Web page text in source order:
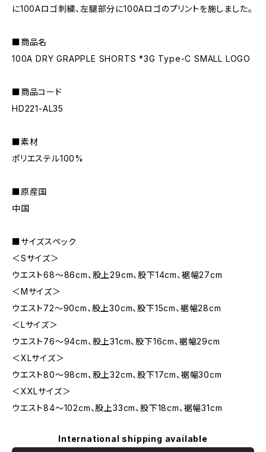
に100Aロゴ刺繍、左腿部分に100Aロゴのプリントを施しました。
■商品名
100A DRY GRAPPLE SHORTS *3G Type-C SMALL LOGO
■商品コード
HD221-AL35
■素材
ポリエステル100%
■原産国
中国
■サイズスペック
＜Sサイズ＞
ウエスト68～86cm、股上29cm、股下14cm、裾幅27cm
＜Mサイズ＞
ウエスト72～90cm、股上30cm、股下15cm、裾幅28cm
＜Lサイズ＞
ウエスト76～94cm、股上31cm、股下16cm、裾幅29cm
＜XLサイズ＞
ウエスト80～98cm、股上32cm、股下17cm、裾幅30cm
＜XXLサイズ＞
ウエスト84～102cm、股上33cm、股下18cm、裾幅31cm
International shipping available